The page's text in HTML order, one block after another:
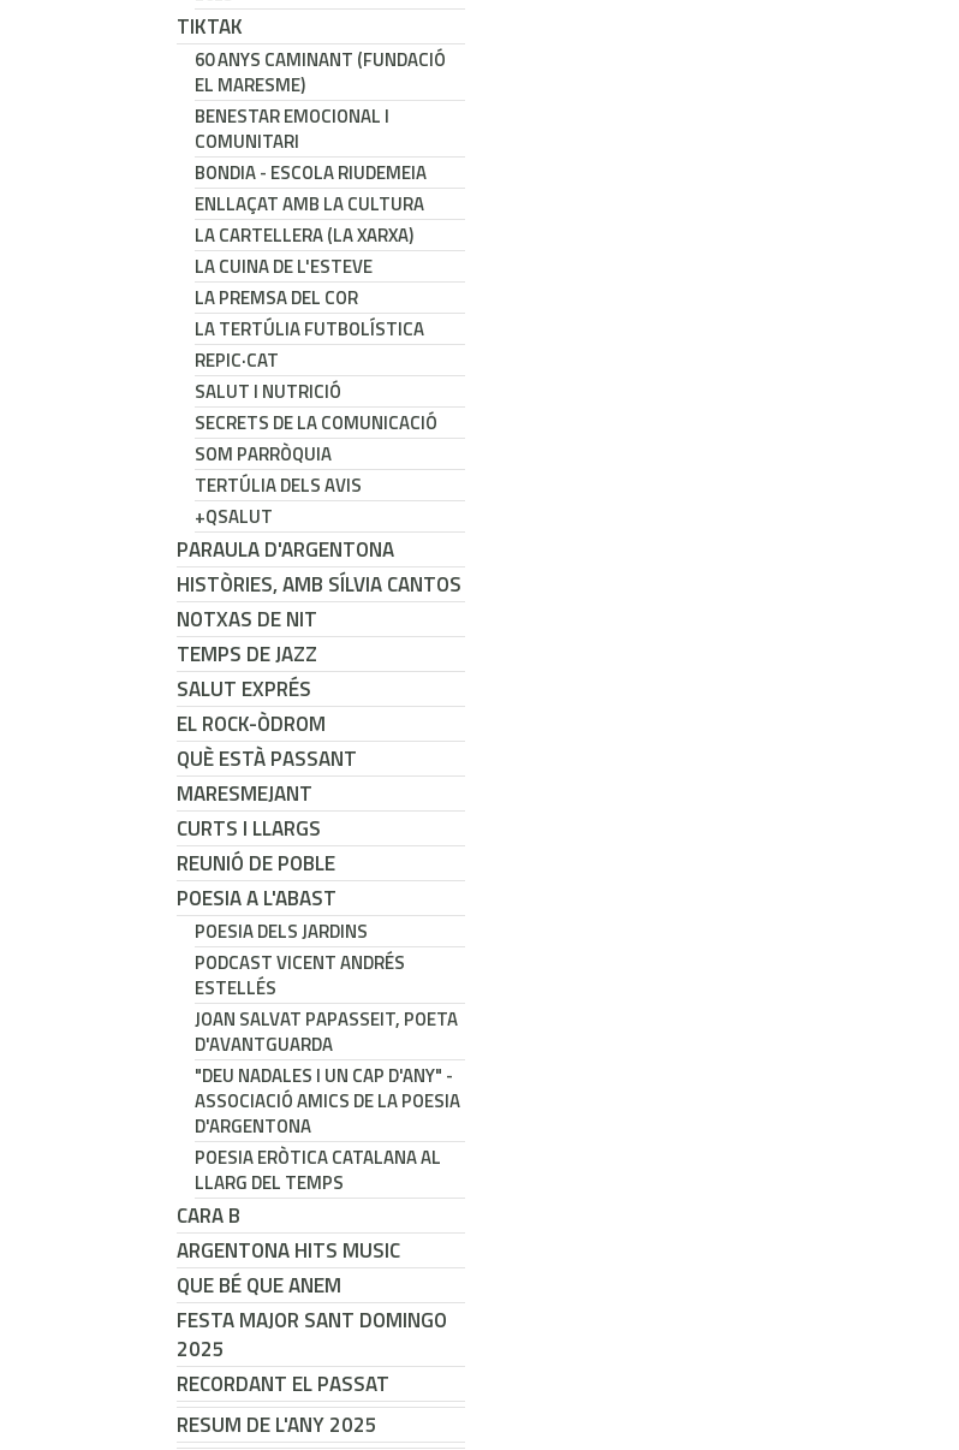
TIKTAK
60 ANYS CAMINANT (FUNDACIÓ
EL MARESME)
BENESTAR EMOCIONAL I
COMUNITARI
BONDIA - ESCOLA RIUDEMEIA
ENLLAÇAT AMB LA CULTURA
LA CARTELLERA (LA XARXA)
LA CUINA DE L'ESTEVE
LA PREMSA DEL COR
LA TERTÚLIA FUTBOLÍSTICA
REPIC·CAT
SALUT I NUTRICIÓ
SECRETS DE LA COMUNICACIÓ
SOM PARRÒQUIA
TERTÚLIA DELS AVIS
+QSALUT
PARAULA D'ARGENTONA
HISTÒRIES, AMB SÍLVIA CANTOS
NOTXAS DE NIT
TEMPS DE JAZZ
SALUT EXPRÉS
EL ROCK-ÒDROM
QUÈ ESTÀ PASSANT
MARESMEJANT
CURTS I LLARGS
REUNIÓ DE POBLE
POESIA A L'ABAST
POESIA DELS JARDINS
PODCAST VICENT ANDRÉS
ESTELLÉS
JOAN SALVAT PAPASSEIT, POETA
D'AVANTGUARDA
"DEU NADALES I UN CAP D'ANY" -
ASSOCIACIÓ AMICS DE LA POESIA
D'ARGENTONA
POESIA ERÒTICA CATALANA AL
LLARG DEL TEMPS
CARA B
ARGENTONA HITS MUSIC
QUE BÉ QUE ANEM
FESTA MAJOR SANT DOMINGO
2025
RECORDANT EL PASSAT
RESUM DE L'ANY 2025